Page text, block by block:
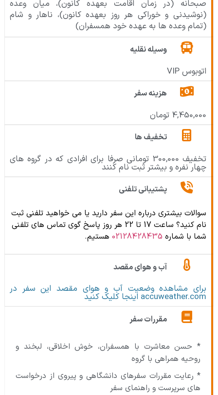
صبحانه (در زمان اقامت بعهده کانون)، میان وعده
(نوشیدنی و خوراکی هر روز بعهده کانون)، ناهار و شام
(تمام وعده ها به عهده خود همسفران)
وسیله نقلیه
اتوبوس VIP
هزینه سفر
4,450,000 تومان
تخفیف ها
تخفیف 300,000 تومانی صرفا برای افرادی که در گروه های
چهار نفره و بیشتر ثبت نام کنند
پشتیبانی تلفنی
سوالات بیشتری درباره این سفر دارید یا می خواهید تلفنی ثبت
نام کنید؟ ساعت 17 تا 22 هر روز پاسخ گوی تماس های تلفنی
شما با شماره 02128428435 هستیم.
آب و هوای مقصد
برای مشاهده وضعیت آب و هوای مقصد این سفر در
accuweather.com اینجا کلیک کنید
مقررات سفر
* حسن معاشرت با همسفران، خوش اخلاقی، لبخند و
روحیه همراهی با گروه
* رعایت مقررات سفرهای دانشگاهی و پیروی از درخواست
های سرپرست و راهنمای سفر